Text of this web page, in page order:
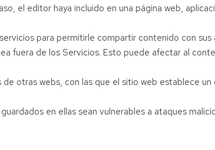
el editor haya incluido en una página web,
para permitirle compartir contenido con sus
fuera de los Servicios. Esto puede afectar al
otras webs, con las que el sitio web establece
en ellas sean vulnerables a ataques